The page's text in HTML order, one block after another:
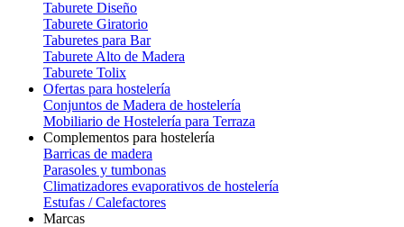
Taburete Diseño
Taburete Giratorio
Taburetes para Bar
Taburete Alto de Madera
Taburete Tolix
Ofertas para hostelería
Conjuntos de Madera de hostelería
Mobiliario de Hostelería para Terraza
Complementos para hostelería
Barricas de madera
Parasoles y tumbonas
Climatizadores evaporativos de hostelería
Estufas / Calefactores
Marcas